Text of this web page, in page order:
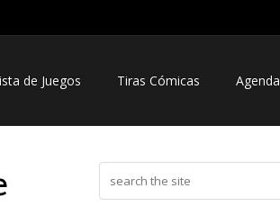
de Juegos Tiras Cómicas Agenda